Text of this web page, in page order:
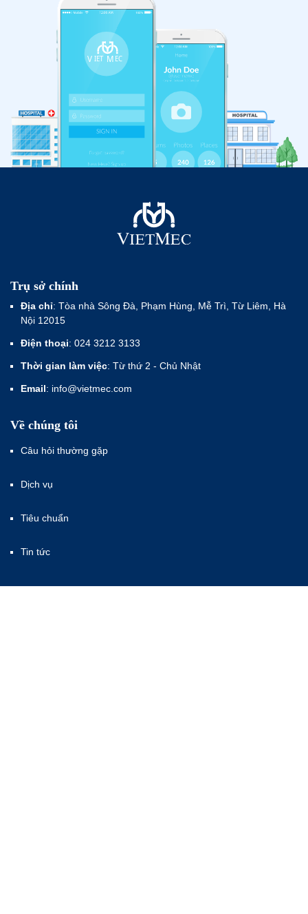
Trụ sở chính
Địa chỉ: Tòa nhà Sông Đà, Phạm Hùng, Mễ Trì, Từ Liêm, Hà
Nội 12015
Điện thoại: 024 3212 3133
Thời gian làm việc: Từ thứ 2 - Chủ Nhật
Email: info@vietmec.com
Về chúng tôi
Câu hỏi thường gặp
Dịch vụ
Tiêu chuẩn
Tin tức